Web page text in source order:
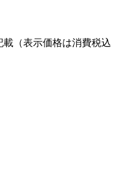
（表示価格は消費税込